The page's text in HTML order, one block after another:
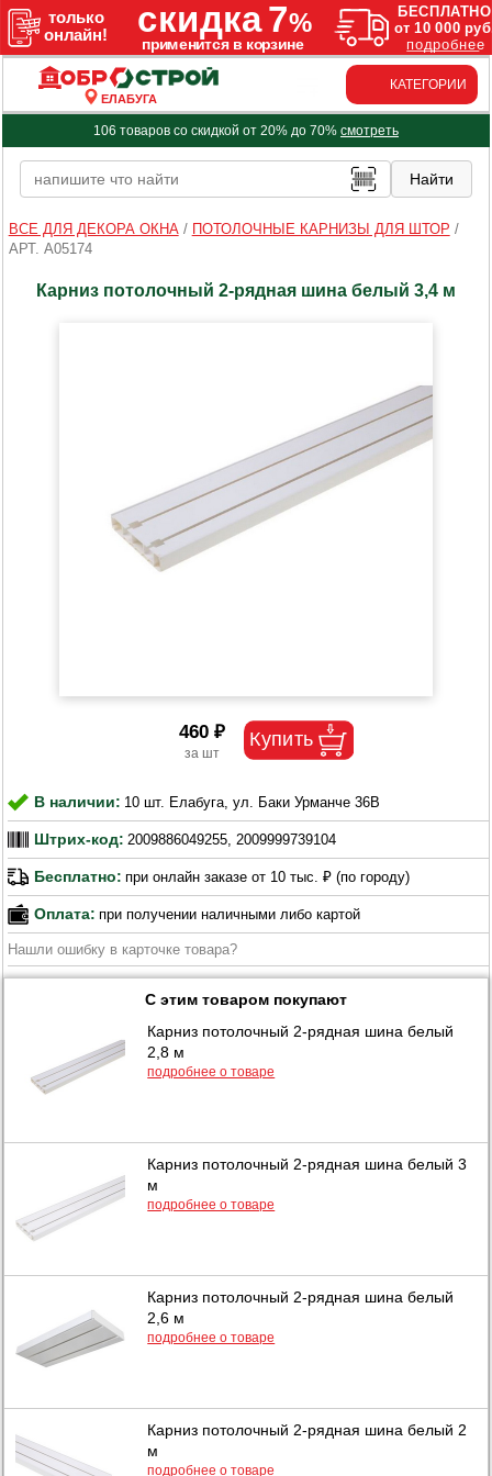
ЕЛАБУГА
КАТЕГОРИИ
106 товаров со скидкой от 20% до 70% смотреть
ВСЕ ДЛЯ ДЕКОРА ОКНА/ ПОТОЛОЧНЫЕ КАРНИЗЫ ДЛЯ ШТОР /
АРТ. A05174
Карниз потолочный 2-рядная шина белый 3,4 м
460 ₽
В наличии: 10 шт. Елабуга, ул. Баки Урманче 36В
Штрих-код: 2009886049255, 2009999739104
Бесплатно: при онлайн заказе от 10 тыс. ₽ (по городу)
Оплата: при получении наличными либо картой
Нашли ошибку в карточке товара?
С этим товаром покупают
Карниз потолочный 2-рядная шина белый
2,8 м
подробнее о товаре
Карниз потолочный 2-рядная шина белый 3
м
подробнее о товаре
Карниз потолочный 2-рядная шина белый
2,6 м
подробнее о товаре
Карниз потолочный 2-рядная шина белый 2
м
подробнее о товаре